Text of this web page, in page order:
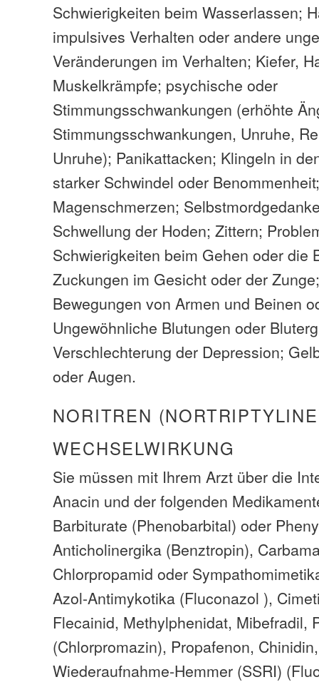
Schwierigkeiten beim Wasserlassen;
impulsives Verhalten oder andere
Veränderungen im Verhalten; Kiefer,
Muskelkrämpfe; psychische oder
Stimmungsschwankungen (erhöhte
Stimmungsschwankungen, Unruhe,
Unruhe); Panikattacken; Klingeln in
starker Schwindel oder
Magenschmerzen;
Schwellung der Hoden; Zittern;
Schwierigkeiten beim Gehen oder die
Zuckungen im Gesicht oder der
Bewegungen von Armen und Beinen
Ungewöhnliche Blutungen oder
Verschlechterung der Depression;
oder Augen.
NORITREN
WECHSELWIRKUNG
Sie müssen mit Ihrem Arzt über die
Anacin und der folgenden
Barbiturate (Phenobarbital) oder
Anticholinergika (Benztropin),
Chlorpropamid oder
Azol-Antimykotika (Fluconazol ),
Flecainid, Methylphenidat, Mibefradil,
(Chlorpromazin), Propafenon,
Wiederaufnahme-Hemmer (SSRI)